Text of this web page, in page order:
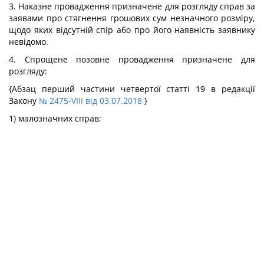
3. Наказне провадження призначене для розгляду справ за
заявами про стягнення грошових сум незначного розміру,
щодо яких відсутній спір або про його наявність заявнику
невідомо.
4. Спрощене позовне провадження призначене для
розгляду:
{Абзац перший частини четвертої статті 19 в редакції
Закону № 2475-VIII від 03.07.2018 }
1) малозначних справ;